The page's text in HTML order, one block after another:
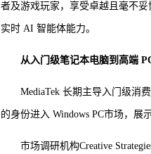
者及游戏玩家，享受卓越且毫不
实时 AI 智能体能力。
从入门级笔记本电脑到高端
MediaTek 长期主导入门级消
的身份进入 Windows PC市场，展
市场调研机构Creative